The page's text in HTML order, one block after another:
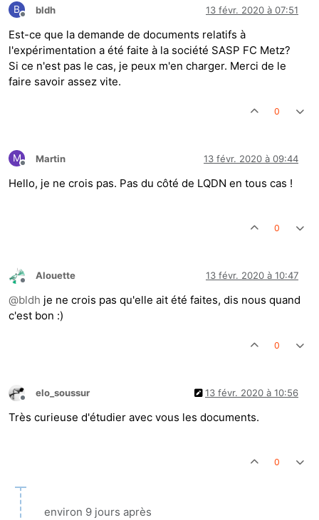
B
Hors-ligne
bldh 13 févr. 2020 à 07:51
Est-ce que la demande de documents relatifs à
l'expérimentation a été faite à la société SASP FC Metz?
Si ce n'est pas le cas, je peux m'en charger. Merci de le
faire savoir assez vite.
0
M
Hors-ligne
Martin 13 févr. 2020 à 09:44
Hello, je ne crois pas. Pas du côté de LQDN en tous cas !
0
Hors-ligne
Alouette 13 févr. 2020 à 10:47
@bldh je ne crois pas qu'elle ait été faites, dis nous quand
c'est bon :)
0
Hors-ligne
elo_soussur 13 févr. 2020 à 10:56
Très curieuse d'étudier avec vous les documents.
0
environ 9 jours après